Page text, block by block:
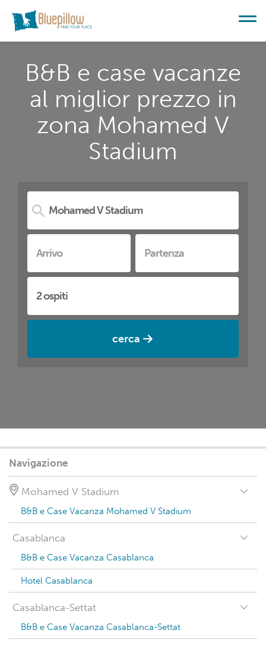
B&B e case vacanze
al miglior prezzo in
zona Mohamed V
Stadium
cerca
Navigazione
Mohamed V Stadium
B&B e Case Vacanza Mohamed V Stadium
Casablanca
B&B e Case Vacanza Casablanca
Hotel Casablanca
Casablanca-Settat
B&B e Case Vacanza Casablanca-Settat